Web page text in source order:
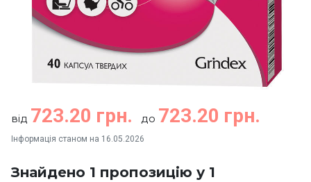
від 723.20 грн. до 723.20 грн.
Інформація станом на 16.05.2026
Знайдено 1 пропозицію у 1